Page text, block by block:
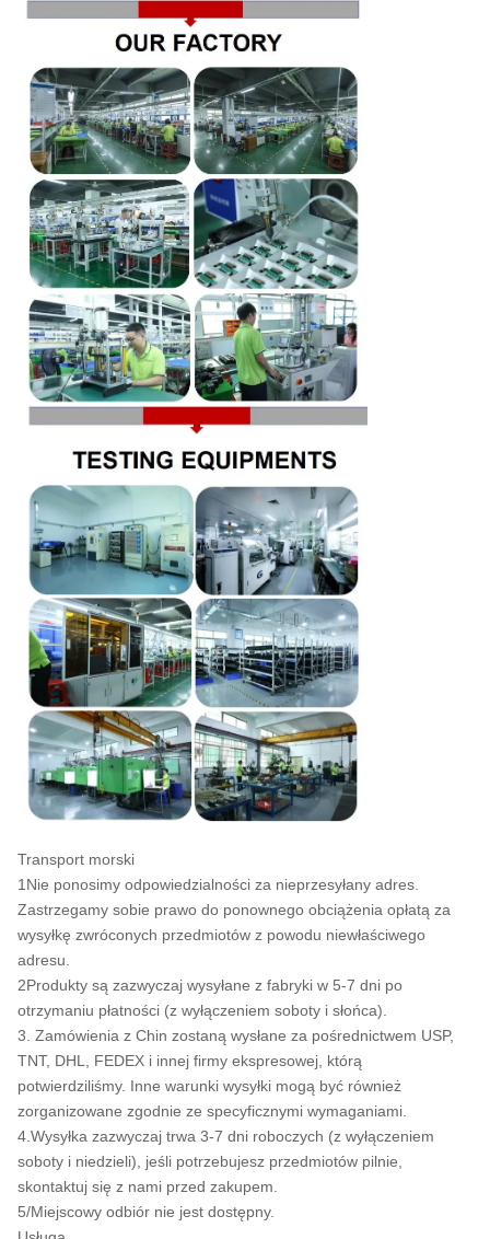
Transport morski
1Nie ponosimy odpowiedzialności za nieprzesyłany adres.
Zastrzegamy sobie prawo do ponownego obciążenia opłatą za
wysyłkę zwróconych przedmiotów z powodu niewłaściwego
adresu.
2Produkty są zazwyczaj wysyłane z fabryki w 5-7 dni po
otrzymaniu płatności (z wyłączeniem soboty i słońca).
3. Zamówienia z Chin zostaną wysłane za pośrednictwem USP,
TNT, DHL, FEDEX i innej firmy ekspresowej, którą
potwierdziliśmy. Inne warunki wysyłki mogą być również
zorganizowane zgodnie ze specyficznymi wymaganiami.
4.Wysyłka zazwyczaj trwa 3-7 dni roboczych (z wyłączeniem
soboty i niedzieli), jeśli potrzebujesz przedmiotów pilnie,
skontaktuj się z nami przed zakupem.
5/Miejscowy odbiór nie jest dostępny.